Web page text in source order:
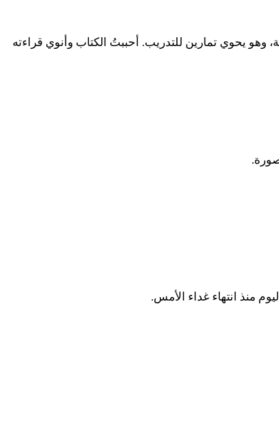
وهو يحوي تمارين للتدريب. أحببتُ الكتاب وأنوي قراءته
منذ انتهاء غداء الأمس.